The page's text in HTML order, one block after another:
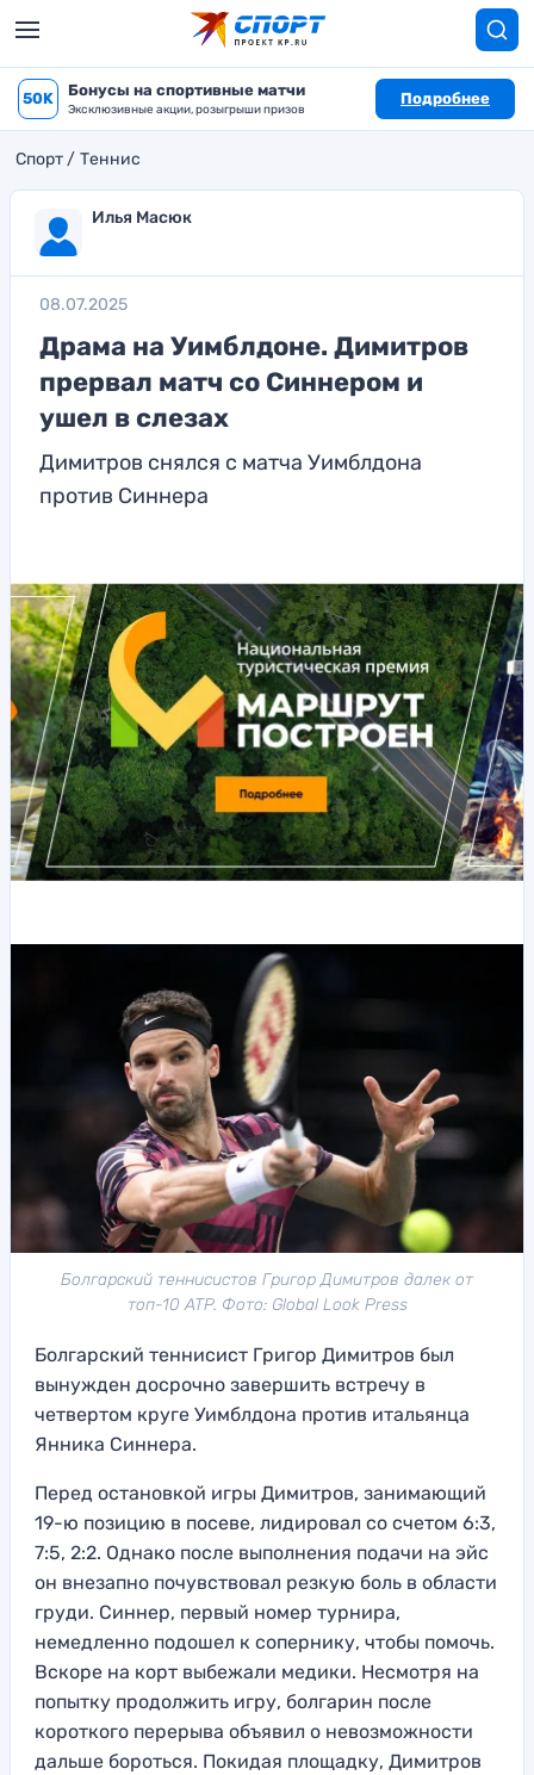
50K Бонусы на спортивные матчи
Эксклюзивные акции, розыгрыши призов
Подробнее
Спорт Теннис
Илья Масюк
08.07.2025
Драма на Уимблдоне. Димитров
прервал матч со Синнером и
ушел в слезах
Димитров снялся с матча Уимблдона
против Синнера
Болгарский теннисистов Григор Димитров далек от
топ-10 ATP. Фото: Global Look Press
Болгарский теннисист Григор Димитров был
вынужден досрочно завершить встречу в
четвертом круге Уимблдона против итальянца
Янника Синнера.
Перед остановкой игры Димитров, занимающий
19-ю позицию в посеве, лидировал со счетом 6:3,
7:5, 2:2. Однако после выполнения подачи на эйс
он внезапно почувствовал резкую боль в области
груди. Синнер, первый номер турнира,
немедленно подошел к сопернику, чтобы помочь.
Вскоре на корт выбежали медики. Несмотря на
попытку продолжить игру, болгарин после
короткого перерыва объявил о невозможности
дальше бороться. Покидая площадку, Димитров